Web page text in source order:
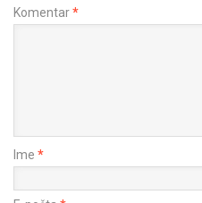
Komentar*
Ime *